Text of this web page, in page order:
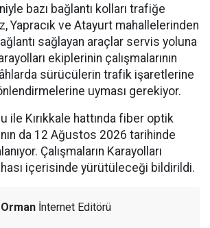
bazı bağlantı kolları trafiğe
Yapracık ve Atayurt mahallelerinden
sağlayan araçlar servis yoluna
ekiplerinin çalışmalarının
sürücülerin trafik işaretlerine
uyması gerekiyor.
ile Kırıkkale hattında fiber optik
da 12 Ağustos 2026 tarihinde
Çalışmaların Karayolları
içerisinde yürütüleceği bildirildi.
İnternet Editörü